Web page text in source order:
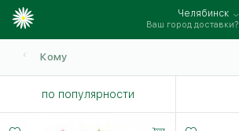
Челябинск
Ваш город доставки?
Кому
по популярности